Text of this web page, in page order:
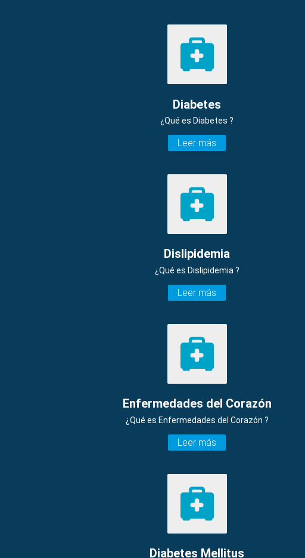
Diabetes
¿Qué es Diabetes ?
Leer más
Dislipidemia
¿Qué es Dislipidemia ?
Leer más
Enfermedades del Corazón
¿Qué es Enfermedades del Corazón ?
Leer más
Diabetes Mellitus